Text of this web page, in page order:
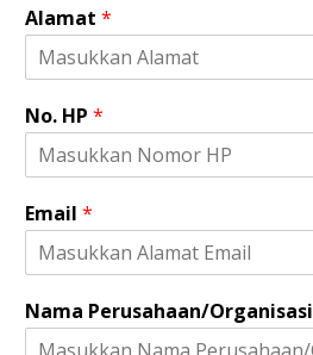
Alamat *
No. HP *
Email *
P
e
Nama Perusahaan/Organisasi